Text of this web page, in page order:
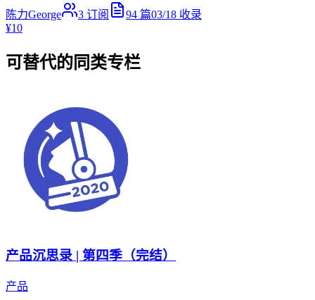
陈力George 3 订阅 94 篇03/18 收录
¥10
可替代的同类专栏
产品沉思录 | 第四季（完结）
产品